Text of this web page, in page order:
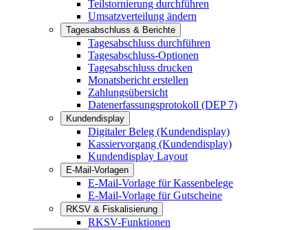
Teilstornierung durchführen
Umsatzverteilung ändern
Tagesabschluss & Berichte
Tagesabschluss durchführen
Tagesabschluss-Optionen
Tagesabschluss drucken
Monatsbericht erstellen
Zahlungsübersicht
Datenerfassungsprotokoll (DEP 7)
Kundendisplay
Digitaler Beleg (Kundendisplay)
Kassiervorgang (Kundendisplay)
Kundendisplay Layout
E-Mail-Vorlagen
E-Mail-Vorlage für Kassenbelege
E-Mail-Vorlage für Gutscheine
RKSV & Fiskalisierung
RKSV-Funktionen